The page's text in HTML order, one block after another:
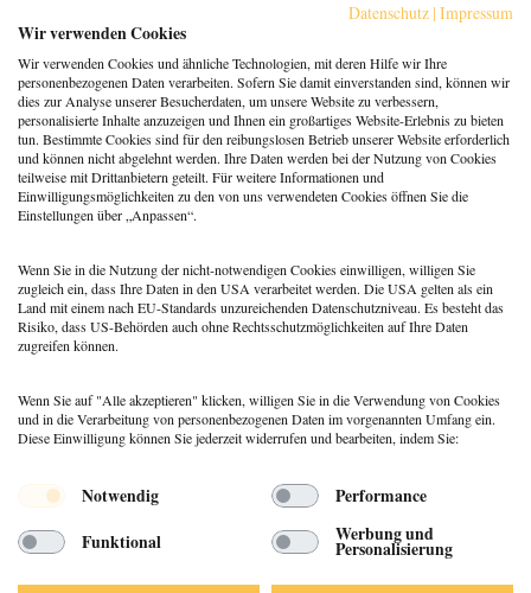
Berufspraxis
Klarheit gewinnt: Gebucht
werden als Coach:in im KI-
Zeitalter
Berufspraxis
Patientenrechtegesetz: 5
typische Irrtümer im Fakten-
Check
Coaching
falschen Fragen? Zeit für ein
Repertoire-Update
Menü
© 2026 DEUTSCHER PSYCHOLOGEN
VERLAG GMBH
IMPRESSUM
Datenschutz | Impressum
Wir verwenden Cookies
Wir verwenden Cookies und ähnliche Technologien, mit deren Hilfe wir Ihre
personenbezogenen Daten verarbeiten. Sofern Sie damit einverstanden sind, können wir
dies zur Analyse unserer Besucherdaten, um unsere Website zu verbessern,
personalisierte Inhalte anzuzeigen und Ihnen ein großartiges Website-Erlebnis zu bieten
tun. Bestimmte Cookies sind für den reibungslosen Betrieb unserer Website erforderlich
und können nicht abgelehnt werden. Ihre Daten werden bei der Nutzung von Cookies
teilweise mit Drittanbietern geteilt. Für weitere Informationen und
Einwilligungsmöglichkeiten zu den von uns verwendeten Cookies öffnen Sie die
Einstellungen über „Anpassen“.
Wenn Sie in die Nutzung der nicht-notwendigen Cookies einwilligen, willigen Sie
zugleich ein, dass Ihre Daten in den USA verarbeitet werden. Die USA gelten als ein
Land mit einem nach EU-Standards unzureichenden Datenschutzniveau. Es besteht das
Risiko, dass US-Behörden auch ohne Rechtsschutzmöglichkeiten auf Ihre Daten
zugreifen können.
Wenn Sie auf "Alle akzeptieren" klicken, willigen Sie in die Verwendung von Cookies
und in die Verarbeitung von personenbezogenen Daten im vorgenannten Umfang ein.
Diese Einwilligung können Sie jederzeit widerrufen und bearbeiten, indem Sie:
Notwendig
Performance
Funktional
Werbung und
Personalisierung